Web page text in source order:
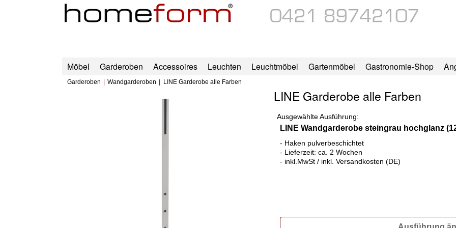
Möbel Garderoben Accessoires Leuchten Leuchtmöbel Gartenmöbel Gastronomie-Shop
Garderoben Wandgarderoben LINE Garderobe alle Farben
LINE Garderobe alle Farben
Ausgewählte Ausführung:
LINE Wandgarderobe steingrau hochglanz
- Haken pulverbeschichtet
- Lieferzeit: ca. 2 Wochen
- inkl.MwSt / inkl. Versandkosten (DE)